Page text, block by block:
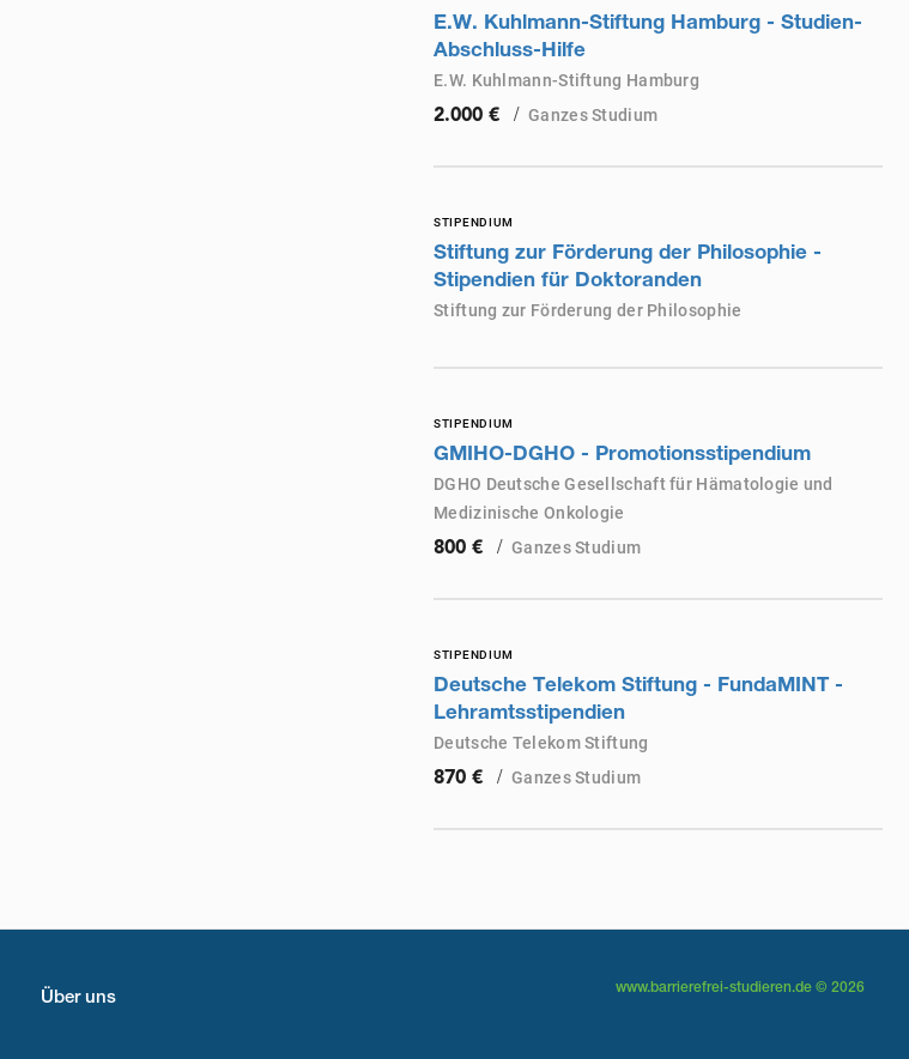
E.W. Kuhlmann-Stiftung Hamburg - Studien-
Abschluss-Hilfe
E.W. Kuhlmann-Stiftung Hamburg
2.000 €
/ Ganzes Studium
STIPENDIUM
Stiftung zur Förderung der Philosophie -
Stipendien für Doktoranden
Stiftung zur Förderung der Philosophie
STIPENDIUM
GMIHO-DGHO - Promotionsstipendium
DGHO Deutsche Gesellschaft für Hämatologie und
Medizinische Onkologie
800 €
/ Ganzes Studium
STIPENDIUM
Deutsche Telekom Stiftung - FundaMINT -
Lehramtsstipendien
Deutsche Telekom Stiftung
870 €
/ Ganzes Studium
Über uns
www.barrierefrei-studieren.de © 2026